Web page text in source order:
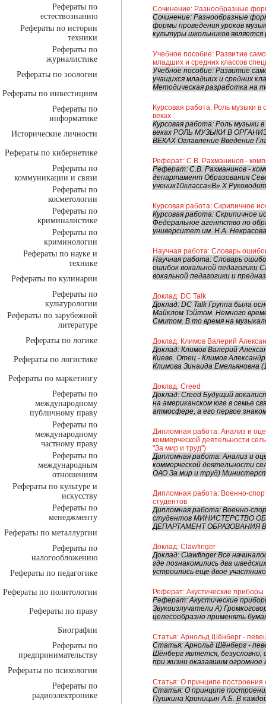
Рефераты по
естествознанию
Рефераты по истории
техники
Рефераты по
журналистике
Рефераты по зоологии
Рефераты по инвестициям
Рефераты по
информатике
Исторические личности
Рефераты по кибернетике
Рефераты по
коммуникации и связи
Рефераты по
косметологии
Рефераты по
криминалистике
Рефераты по
криминологии
Рефераты по науке и
технике
Рефераты по кулинарии
Рефераты по
культурологии
Рефераты по зарубежной
литературе
Рефераты по логике
Рефераты по логистике
Рефераты по маркетингу
Рефераты по
международному
публичному праву
Рефераты по
международному
частному праву
Рефераты по
международным
отношениям
Рефераты по культуре и
искусству
Рефераты по
менеджменту
Рефераты по металлургии
Рефераты по
налогообложению
Рефераты по педагогике
Рефераты по политологии
Рефераты по праву
Биографии
Рефераты по
предпринимательству
Рефераты по психологии
Рефераты по
радиоэлектронике
Сочинение: Разнообразные
Сочинение: Разнообразные
формы проведения уроков
культуры школьников
Учебное пособие: Развитие
младших и средних классов
Учебное пособие: Развитие
учащихся младших и средних
Методическая разработка на
Курсовая работа: Роль музыки в
веках
Курсовая работа: Роль музыки
веках РОЛЬ МУЗЫКИ В
ВЕКАХ Оглавление Введение
Реферат: С.В. Рахманинов -
Реферат: С.В. Рахманинов -
департамент Образования
ученик10класса«В» X
Курсовая работа: Скрипичное
Курсовая работа: Скрипичное
Федеральное агентство по
университет им. Н.А.
Научная работа: Словарь
Научная работа: Словарь
ошибок вокальной педагогики
вокальной педагогики и
Доклад: DC Talk
Доклад: DC Talk Группа была
Майклом Тэйтом. Немного
Смитом. В то время на
Доклад: Климов Валерий
Доклад: Климов Валерий
Киеве. Отец - Климов
Климова Зинаида Емельяновна
Доклад: Creed
Доклад: Creed Будущий
на американском юге в семье
атмосфере, а его первое
Дипломная работа: Анализ и
коммерческой деятельности
"За мир и труд")
Дипломная работа: Анализ и
коммерческой деятельности
ОАО За мир и труд)
Дипломная работа: Военно-
студентов
Дипломная работа: Военно-
студентов МИНИСТЕРСТВО
ДЕПАРТАМЕНТ ОБРАЗОВАНИЯ
Доклад: Clawfinger
Доклад: Clawfinger Все
где познакомились два
устроились еще двое
Реферат: Акустические приборы
Реферат: Акустические
Звукоизлучатели А)
целесообразно применять
Статья: Арнольд Шёнберг -
Статья: Арнольд Шёнберг -
Шёнберг является,
при жизни оказавшим огромное
Статья: О принципе построения
Статья: О принципе
Пушкина Криницын А.Б. В